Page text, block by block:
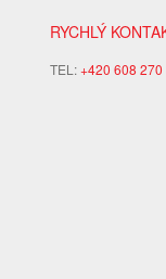
RYCHLÝ
TEL:+420 608 270